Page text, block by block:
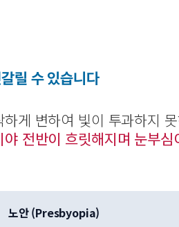
릴 수 있습니다
게 변하여 빛이 투과하지
야 전반이 흐릿해지며 눈부
노안 (Presbyopia)